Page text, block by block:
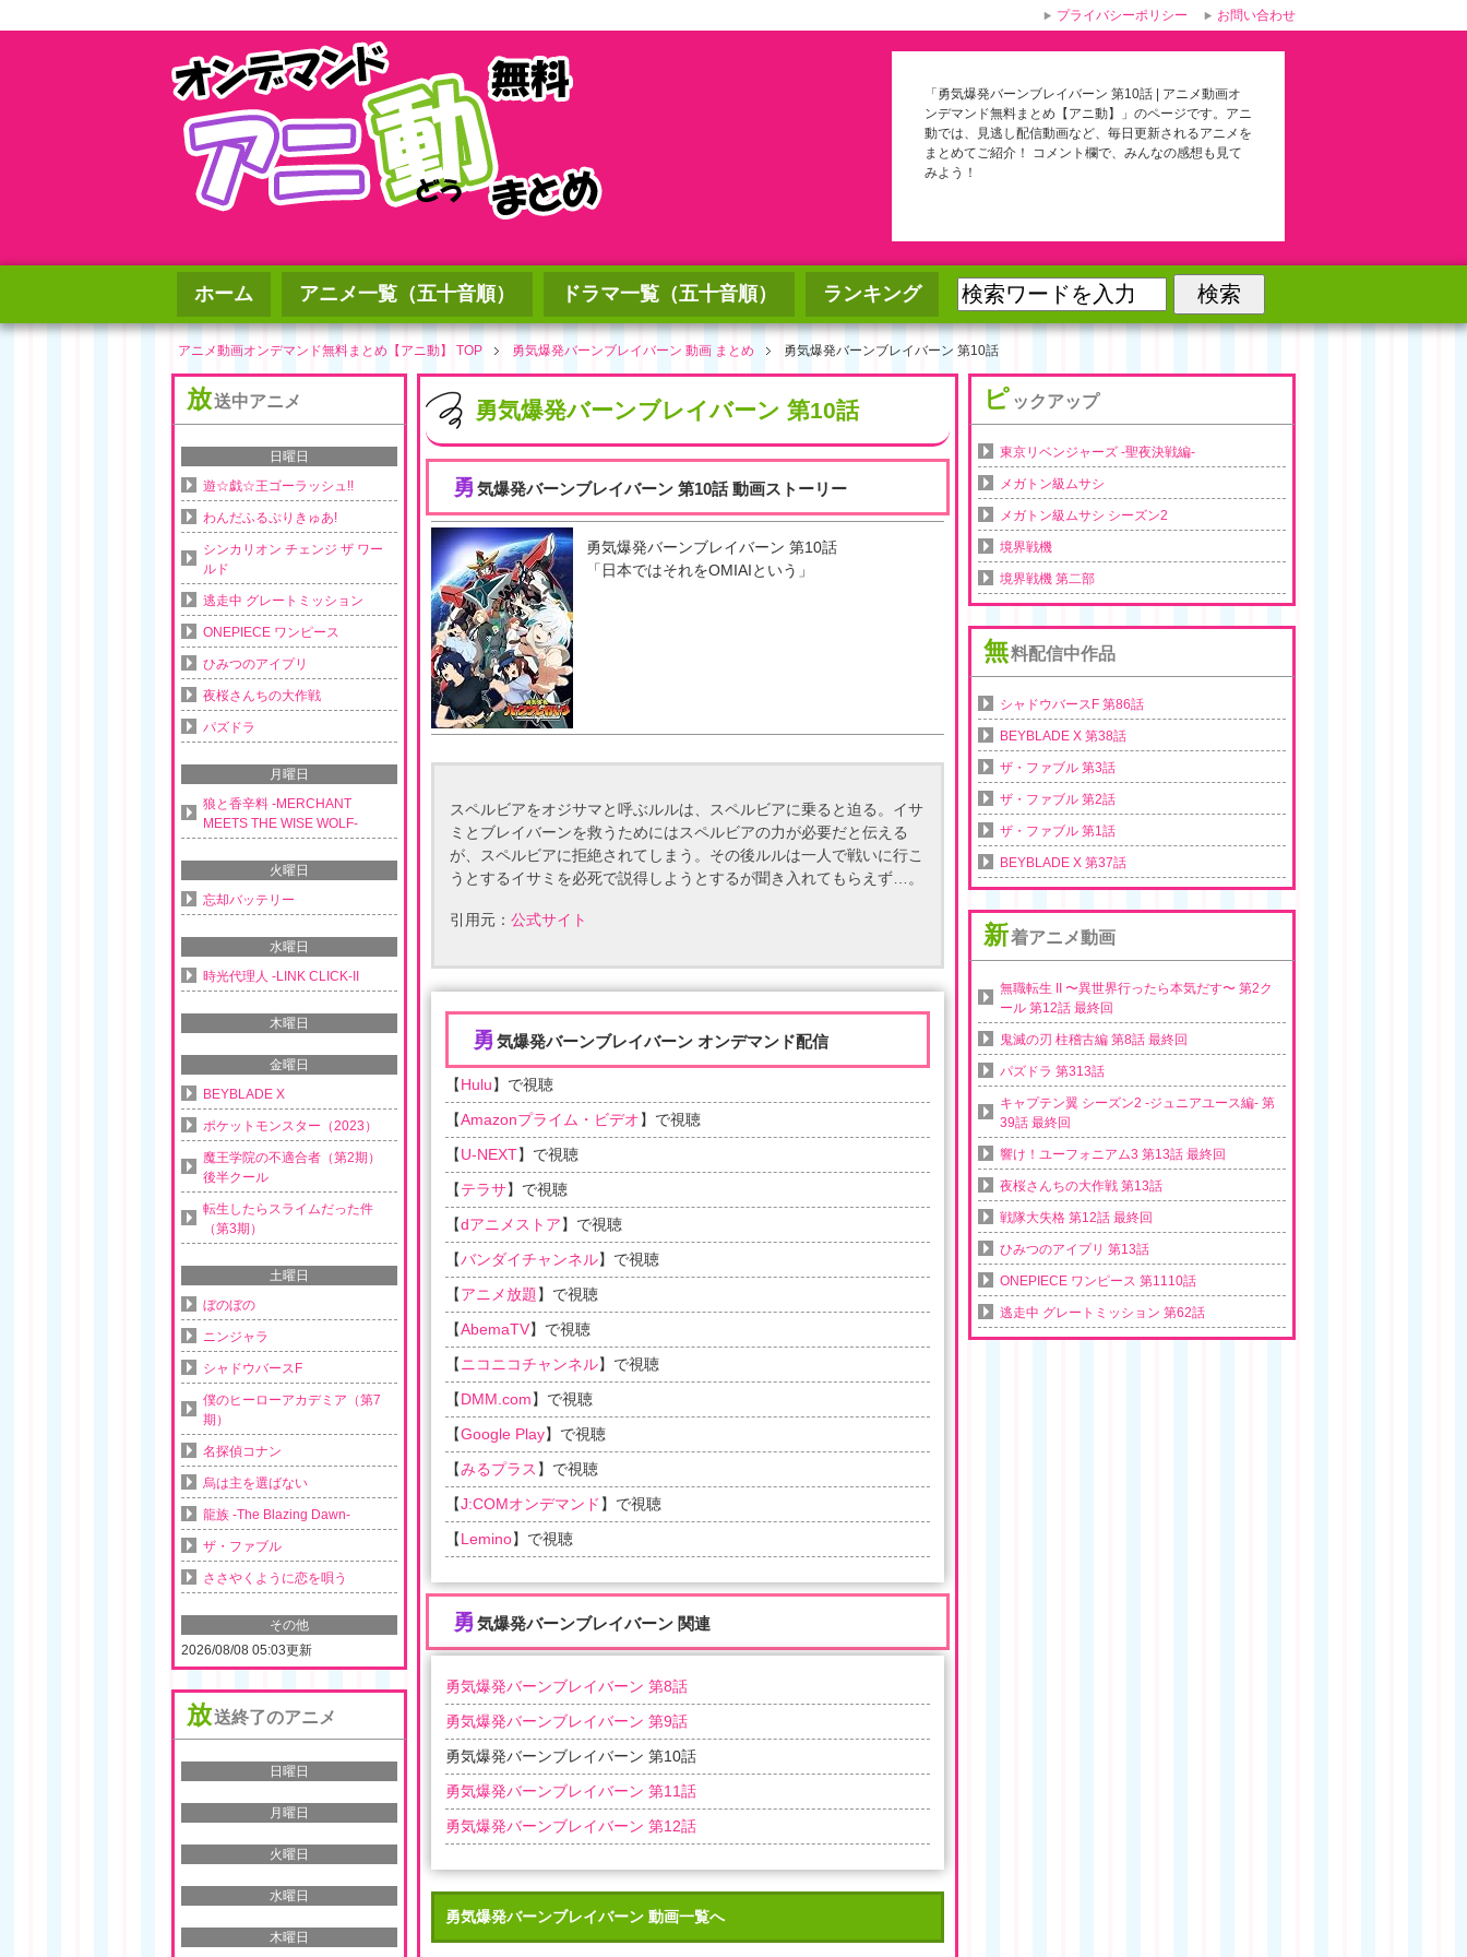
「勇気爆発バーンブレイバーン 第10話 | アニメ動画オ
ンデマンド無料まとめ【アニ動】」のページです。アニ
動では、見逃し配信動画など、毎日更新されるアニメを
まとめてご紹介！ コメント欄で、みんなの感想も見て
みよう！
ホーム アニメ一覧（五十音順） ドラマ一覧（五十音順） ランキング
アニメ動画オンデマンド無料まとめ【アニ動】 TOP 勇気爆発バーンブレイバーン 動画 まとめ 勇気爆発バーンブレイバーン 第10話
勇気爆発バーンブレイバーン 第10話
勇気爆発バーンブレイバーン 第10話 動画ストーリー
勇気爆発バーンブレイバーン 第10話
「 日本ではそれをOMIAIという 」
スペルビアをオジサマと呼ぶルルは、スペルビアに乗ると迫る。イサ
ミとブレイバーンを救うためにはスペルビアの力が必要だと伝える
が、スペルビアに拒絶されてしまう。その後ルルは一人で戦いに行こ
うとするイサミを必死で説得しようとするが聞き入れてもらえず…。
引用元： 公式サイト
勇気爆発バーンブレイバーン オンデマンド配信
【Hulu】で視聴
【Amazonプライム・ビデオ】で視聴
【U-NEXT】で視聴
【テラサ】で視聴
【dアニメストア】で視聴
【バンダイチャンネル】で視聴
【アニメ放題】で視聴
【AbemaTV】で視聴
【ニコニコチャンネル】で視聴
【DMM.com】で視聴
【Google Play】で視聴
【みるプラス 】で視聴
【J:COMオンデマンド 】で視聴
【Lemino】で視聴
勇気爆発バーンブレイバーン 関連
勇気爆発バーンブレイバーン 第8話
勇気爆発バーンブレイバーン 第9話
勇気爆発バーンブレイバーン 第10話
勇気爆発バーンブレイバーン 第11話
勇気爆発バーンブレイバーン 第12話
勇気爆発バーンブレイバーン 動画一覧へ
放送中アニメ
日曜日
遊☆戯☆王ゴーラッシュ!!
わんだふるぷりきゅあ!
シンカリオン チェンジ ザ ワー
ルド
逃走中 グレートミッション
ONEPIECE ワンピース
ひみつのアイプリ
夜桜さんちの大作戦
パズドラ
月曜日
狼と香辛料 -MERCHANT
MEETS THE WISE WOLF-
火曜日
忘却バッテリー
水曜日
時光代理人 -LINK CLICK-II
木曜日
金曜日
BEYBLADE X
ポケットモンスター（2023）
魔王学院の不適合者（第2期）
後半クール
転生したらスライムだった件
（第3期）
土曜日
ぼのぼの
ニンジャラ
シャドウバースF
僕のヒーローアカデミア（第7
期）
名探偵コナン
烏は主を選ばない
龍族 -The Blazing Dawn-
ザ・ファブル
ささやくように恋を唄う
その他
2026/08/08 05:03更新
放送終了のアニメ
日曜日
月曜日
火曜日
水曜日
木曜日
ピ ックアップ
東京リベンジャーズ -聖夜決戦編-
メガトン級ムサシ
メガトン級ムサシ シーズン2
境界戦機
境界戦機 第二部
無料配信中作品
シャドウバースF 第86話
BEYBLADE X 第38話
ザ・ファブル 第3話
ザ・ファブル 第2話
ザ・ファブル 第1話
BEYBLADE X 第37話
新着アニメ動画
無職転生 II 〜異世界行ったら本気だす〜 第2ク
ール 第12話 最終回
鬼滅の刃 柱稽古編 第8話 最終回
パズドラ 第313話
キャプテン翼 シーズン2 -ジュニアユース編- 第
39話 最終回
響け！ユーフォニアム3 第13話 最終回
夜桜さんちの大作戦 第13話
戦隊大失格 第12話 最終回
ひみつのアイプリ 第13話
ONEPIECE ワンピース 第1110話
逃走中 グレートミッション 第62話
プライバシーポリシー お問い合わせ